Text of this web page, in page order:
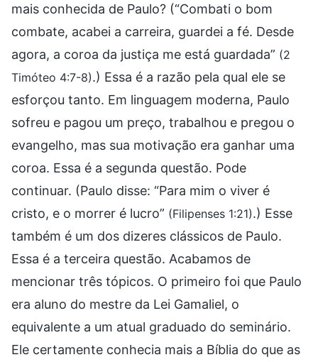
mais conhecida de Paulo? (“Combati o bom
combate, acabei a carreira, guardei a fé. Desde
agora, a coroa da justiça me está guardada” (2
Timóteo 4:7-8).) Essa é a razão pela qual ele se
esforçou tanto. Em linguagem moderna, Paulo
sofreu e pagou um preço, trabalhou e pregou o
evangelho, mas sua motivação era ganhar uma
coroa. Essa é a segunda questão. Pode
continuar. (Paulo disse: “Para mim o viver é
cristo, e o morrer é lucro” (Filipenses 1:21).) Esse
também é um dos dizeres clássicos de Paulo.
Essa é a terceira questão. Acabamos de
mencionar três tópicos. O primeiro foi que Paulo
era aluno do mestre da Lei Gamaliel, o
equivalente a um atual graduado do seminário.
Ele certamente conhecia mais a Bíblia do que as